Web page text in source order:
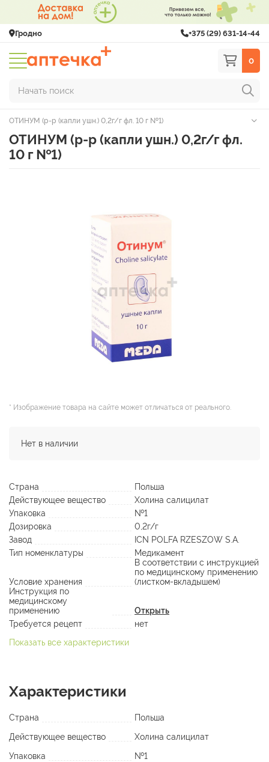
Гродно +375 (29) 631-14-44
0
Начать поиск
ОТИНУМ (р-р (капли ушн.) 0,2г/г фл. 10 г №1)
ОТИНУМ (р-р (капли ушн.) 0,2г/г фл.
10 г №1)
* Изображение товара на сайте может отличаться от реального.
Нет в наличии
Страна
Польша
Действующее вещество
Холина салицилат
Упаковка
№1
Дозировка
0,2г/г
Завод
ICN POLFA RZESZOW S.A.
Тип номенклатуры
Медикамент
Условие хранения
В соответствии с инструкцией
по медицинскому применению
(листком-вкладышем)
Инструкция по
медицинскому
применению
Открыть
Требуется рецепт
нет
Показать все характеристики
Характеристики
Страна
Польша
Действующее вещество
Холина салицилат
Упаковка
№1